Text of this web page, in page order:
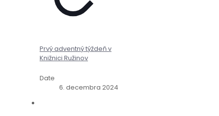
Prvý adventný týždeň v
Knižnici Ružinov
Date
6. decembra 2024